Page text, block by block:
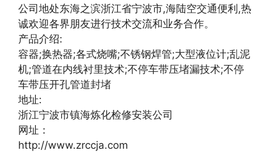
公司地处东海之滨浙江省宁波市,海陆空交通便利,热
诚欢迎各界朋友进行技术交流和业务合作。
产品介绍:
容器;换热器;各式烧嘴;不锈钢焊管;大型液位计;乱泥
机;管道在内线衬里技术;不停车带压堵漏技术;不停
车带压开孔管道封堵
地址:
浙江宁波市镇海炼化检修安装公司
网址：
http://www.zrccja.com